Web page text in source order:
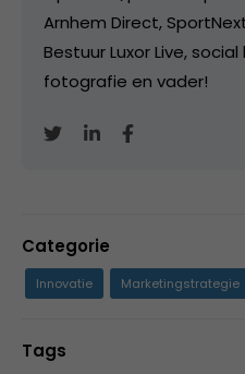
Arnhem Direct,
Bestuur Luxor Live,
fotografie en vader!
Categorie
Innovatie Marketingstrategie
Tags